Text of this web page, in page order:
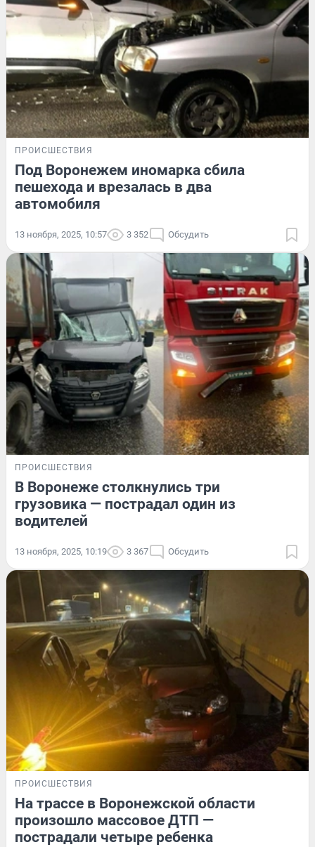
ПРОИСШЕСТВИЯ
Под Воронежем иномарка сбила
пешехода и врезалась в два
автомобиля
13 ноября, 2025, 10:57 3 352 Обсудить
ПРОИСШЕСТВИЯ
В Воронеже столкнулись три
грузовика — пострадал один из
водителей
13 ноября, 2025, 10:19 3 367 Обсудить
ПРОИСШЕСТВИЯ
На трассе в Воронежской области
произошло массовое ДТП —
пострадали четыре ребенка